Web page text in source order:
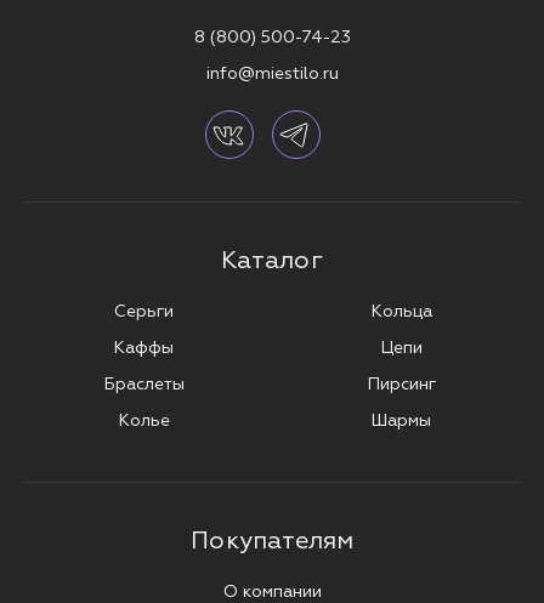
8 (800) 500-74-23
info@miestilo.ru
Каталог
Серьги
Каффы
Браслеты
Колье
Кольца
Цепи
Пирсинг
Шармы
Покупателям
О компании